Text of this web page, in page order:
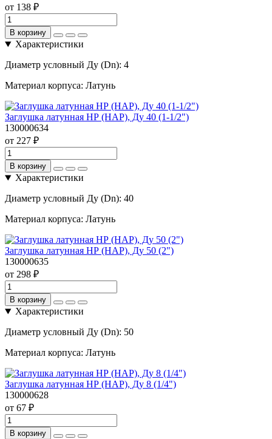
от 138 ₽
В корзину
Характеристики
Диаметр условный Ду (Dn): 4
Материал корпуса: Латунь
Заглушка латунная НР (НАР), Ду 40 (1-1/2")
130000634
от 227 ₽
В корзину
Характеристики
Диаметр условный Ду (Dn): 40
Материал корпуса: Латунь
Заглушка латунная НР (НАР), Ду 50 (2")
130000635
от 298 ₽
В корзину
Характеристики
Диаметр условный Ду (Dn): 50
Материал корпуса: Латунь
Заглушка латунная НР (НАР), Ду 8 (1/4")
130000628
от 67 ₽
В корзину